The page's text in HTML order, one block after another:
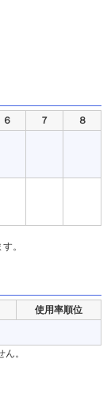
６ ７ ８
ザビエル
ザビエル
。
使用率順位
。